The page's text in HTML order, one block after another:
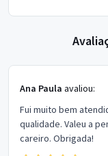
Ana Paula avaliou:
Fui muito bem
qualidade. Valeu a
careiro. Obrigada!